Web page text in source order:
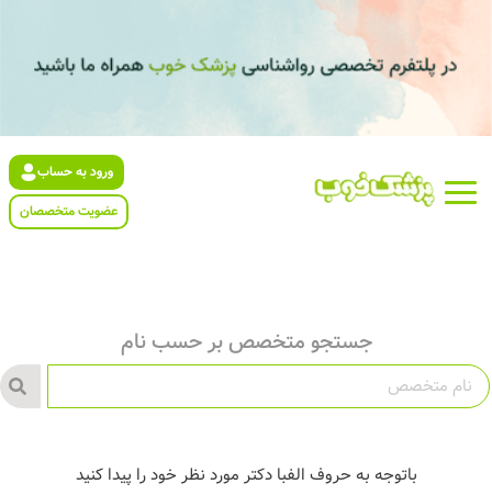
ورود به حساب
عضویت متخصصان
جستجو متخصص بر حسب نام
باتوجه به حروف الفبا دکتر مورد نظر خود را پیدا کنید